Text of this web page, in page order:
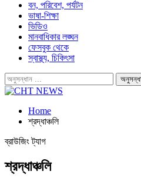
বন, পরিবেশ, পর্যটন
ভাষা-শিক্ষা
ভিডিও
মানবাধিকার লঙ্ঘন
ফেসবুক থেকে
স্বাস্থ্য, চিকিৎসা
Home
শ্রদ্ধাঞ্চলি
ব্রাউজিং ট্যাগ
শ্রদ্ধাঞ্চলি